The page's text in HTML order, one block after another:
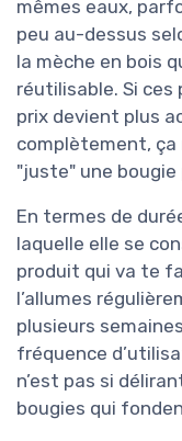
mêmes eaux,
peu au-dessus
la mèche en bois
réutilisable. Si
prix devient plus
complètement, ça
"juste" une
En termes de
laquelle elle se
produit qui va te
l’allumes
plusieurs
fréquence
n’est pas si
bougies qui